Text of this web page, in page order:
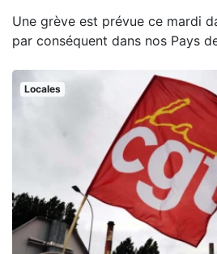
Une grève est prévue ce mardi
par conséquent dans nos Pays
Locales